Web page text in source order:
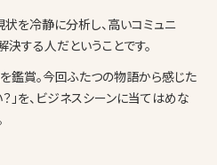
を冷静に分析し、高いコミュニ
する人だということです。
鑑賞。今回ふたつの物語から感じた
」を、ビジネスシーンに当てはめな